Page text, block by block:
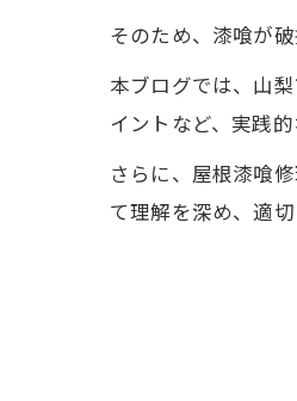
そのため、漆喰が
本ブログでは、山
イントなど、実践的
さらに、屋根漆喰
て理解を深め、適